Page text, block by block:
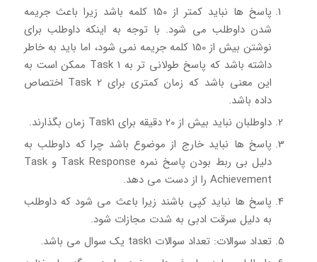
پاسخ ها نباید کمتر از 150 کلمه باشد زیرا باعث جریمه
شدن داوطلب می شود. با توجه به اینکه داوطلب برای
نوشتن بیش از 150 کلمه جریمه نمی شود، اما باید به خاطر
داشته باشد که پاسخ طولانی تر به Task 1 ممکن است به
این معنی باشد که زمان کمتری برای Task 2 اختصاص
داده باشد.
داوطلبان نباید بیش از 20 دقیقه برای Task1 زمان بگذارند.
پاسخ ها نباید خارج از موضوع باشد چرا که داوطلب به
دلیل بی ربط بودن پاسخ نمره Task Response و Task
Achievement را از دست می دهد.
پاسخ ها نباید کپی باشند زیرا باعث می شود که داوطلب
به دلیل سرقت ادبی به شدت مجازات شود.
تعداد سوالات: تعداد سوالات task1 یک سوال می باشد.